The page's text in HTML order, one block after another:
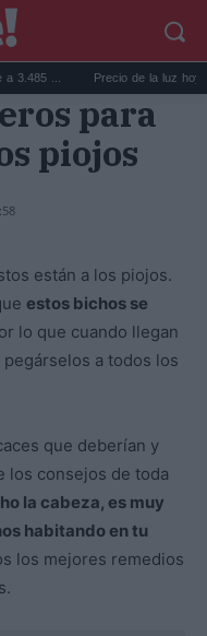
... Precio de la luz hoy,
para
piojos
están a los piojos.
estos bichos se
lo que cuando llegan
a todos los
que deberían y
los consejos de toda
la cabeza, es muy
habitando en tu
los mejores remedios